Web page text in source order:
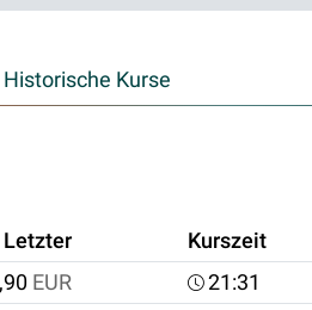
Historische Kurse
Letzter Kurszeit
EUR 21:31